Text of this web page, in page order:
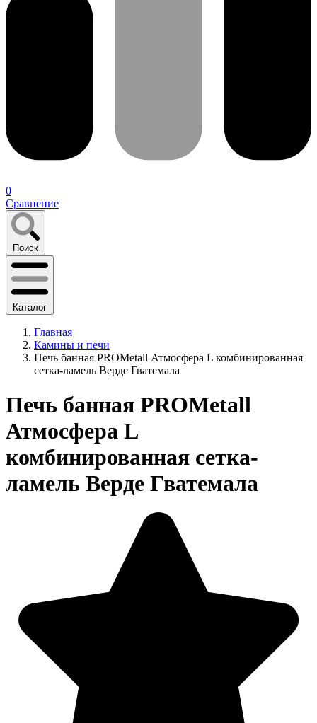
0
Сравнение
Поиск
Каталог
Главная
Камины и печи
Печь банная PROMetall Атмосфера L комбинированная
сетка-ламель Верде Гватемала
Печь банная PROMetall
Атмосфера L
комбинированная сетка-
ламель Верде Гватемала